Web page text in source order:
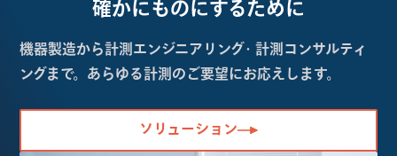
確かにものにするために
機器製造から計測エンジニアリング・計測コンサルティ
ングまで。あらゆる計測のご要望にお応えします。
ソリューション